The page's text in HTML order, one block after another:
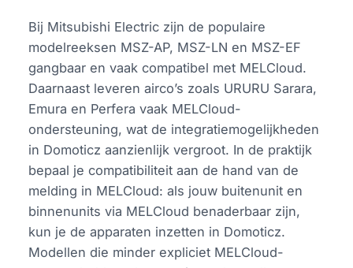
Bij Mitsubishi Electric zijn de populaire
modelreeksen MSZ-AP, MSZ-LN en MSZ-EF
gangbaar en vaak compatibel met MELCloud.
Daarnaast leveren airco’s zoals URURU Sarara,
Emura en Perfera vaak MELCloud-
ondersteuning, wat de integratiemogelijkheden
in Domoticz aanzienlijk vergroot. In de praktijk
bepaal je compatibiliteit aan de hand van de
melding in MELCloud: als jouw buitenunit en
binnenunits via MELCloud benaderbaar zijn,
kun je de apparaten inzetten in Domoticz.
Modellen die minder expliciet MELCloud-